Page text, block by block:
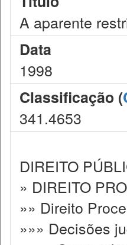
A aparente
Data
1998
Classificação (
341.4653
DIREITO
» DIREITO
»» Direito
»»» Decisões